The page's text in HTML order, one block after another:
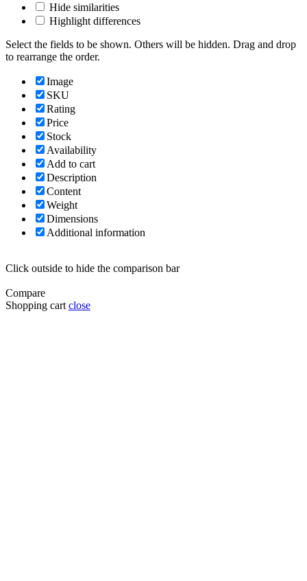
Hide similarities
Highlight differences
Select the fields to be shown. Others will be hidden. Drag and drop
to rearrange the order.
Image
SKU
Rating
Price
Stock
Availability
Add to cart
Description
Content
Weight
Dimensions
Additional information
Click outside to hide the comparison bar
Compare
Shopping cart close